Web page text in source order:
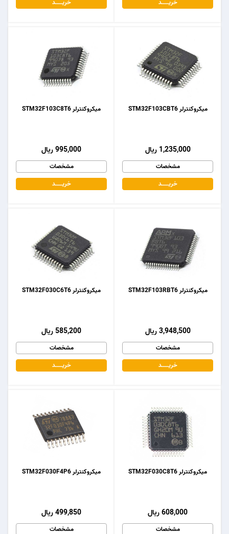
خریـــــــد
خریـــــــد
میکروکنترلر STM32F103C8T6
995,000 ریال
مشخصات
خریـــــــد
میکروکنترلر STM32F103CBT6
1,235,000 ریال
مشخصات
خریـــــــد
میکروکنترلر STM32F030C6T6
585,200 ریال
مشخصات
خریـــــــد
میکروکنترلر STM32F103RBT6
3,948,500 ریال
مشخصات
خریـــــــد
میکروکنترلر STM32F030F4P6
499,850 ریال
مشخصات
میکروکنترلر STM32F030C8T6
608,000 ریال
مشخصات